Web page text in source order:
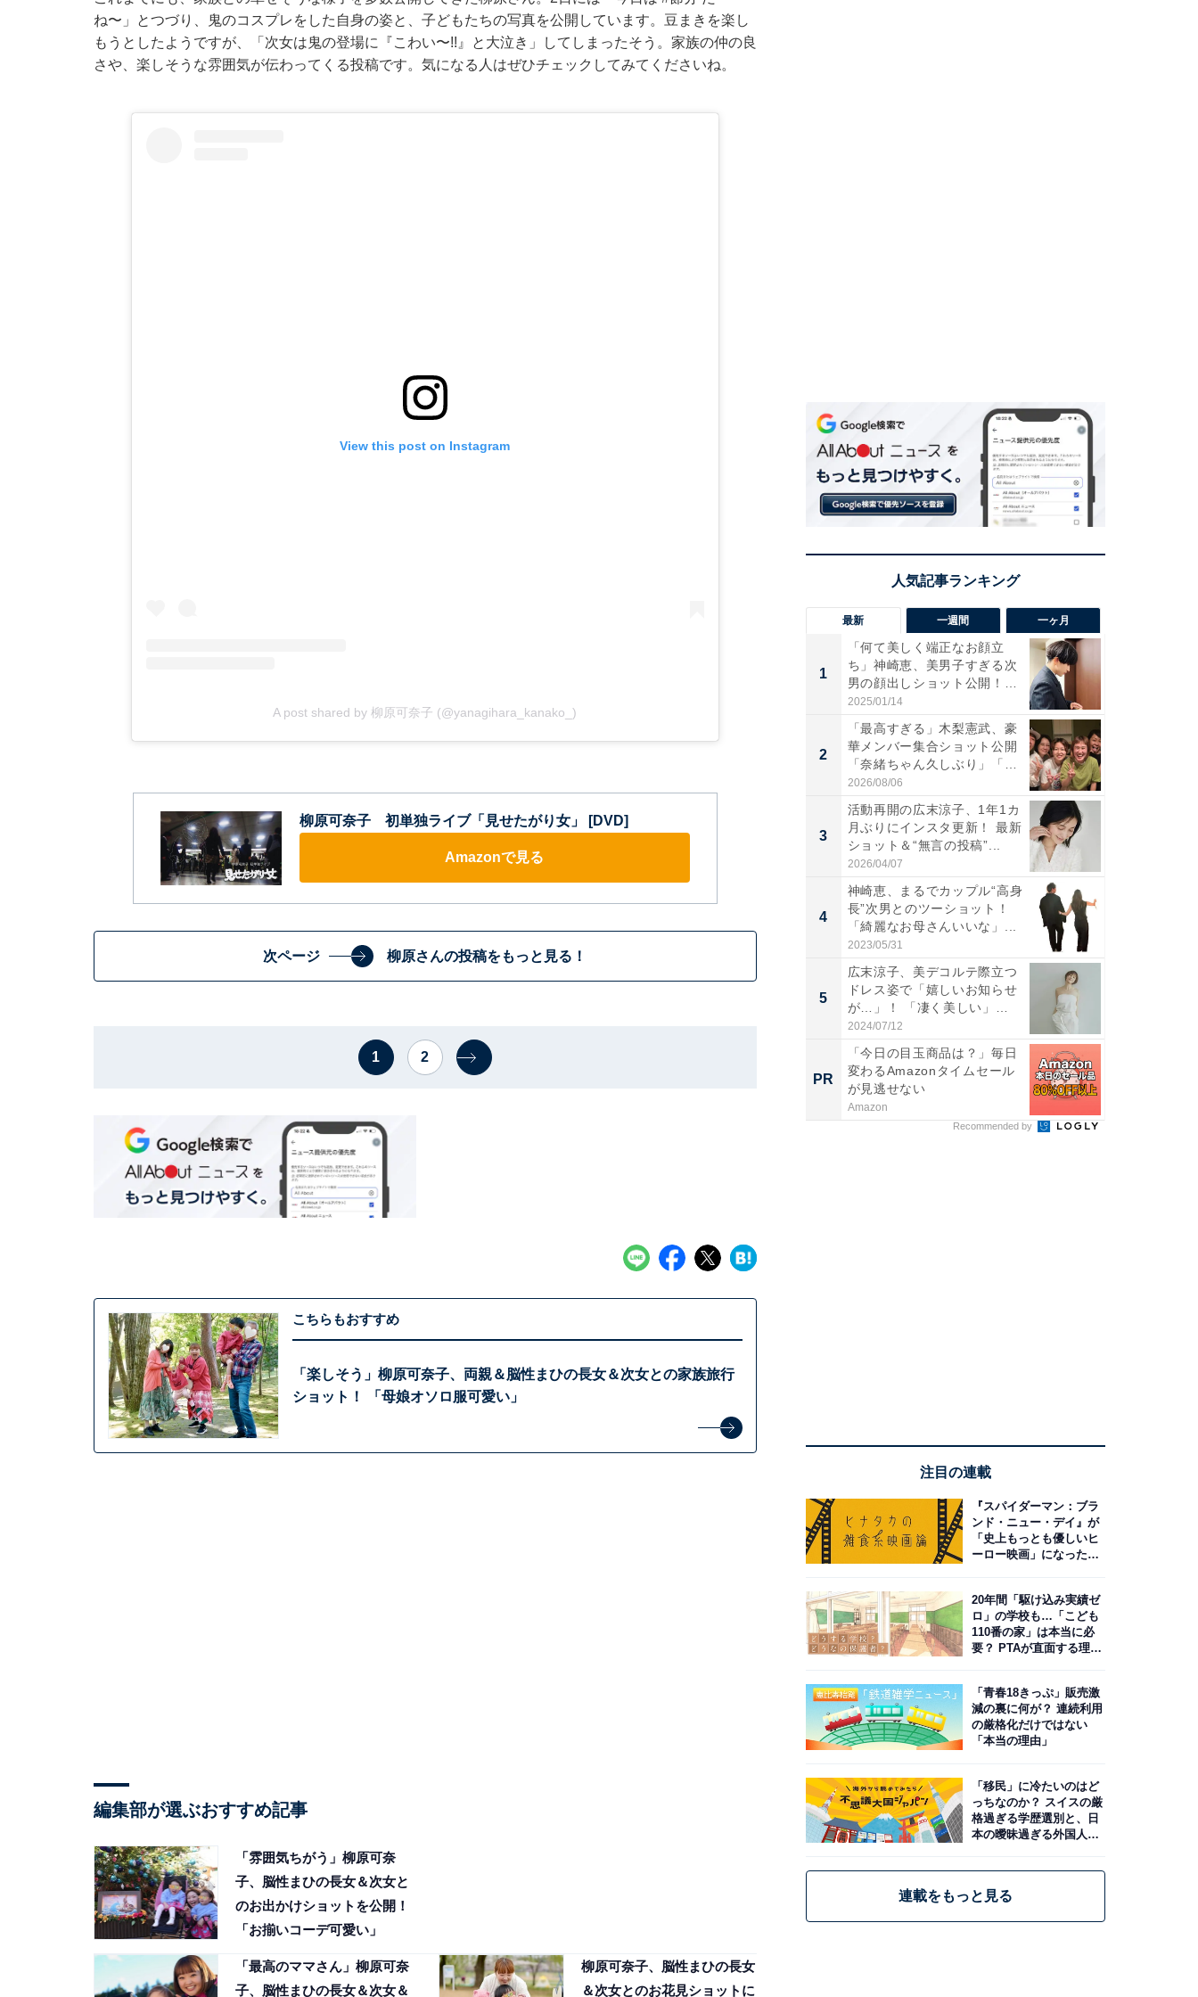
ね〜」とつづり、鬼のコスプレをした自身の姿と、子どもたちの写真を公開しています。豆まきを楽し
もうとしたようですが、「次女は鬼の登場に『こわい〜!!』と大泣き」してしまったそう。家族の仲の良
さや、楽しそうな雰囲気が伝わってくる投稿です。気になる人はぜひチェックしてみてくださいね。
View this post on Instagram
A post shared by 柳原可奈子 (@yanagihara_kanako_)
柳原可奈子 初単独ライブ「見せたがり女」 [DVD]
Amazonで見る
次ページ 柳原さんの投稿をもっと見る！
1 2
こちらもおすすめ
「楽しそう」柳原可奈子、両親＆脳性まひの長女＆次女との家族旅行
ショット！ 「母娘オソロ服可愛い」
編集部が選ぶおすすめ記事
「雰囲気ちがう」柳原可奈
子、脳性まひの長女＆次女と
のお出かけショットを公開！
「お揃いコーデ可愛い」
「最高のママさん」柳原可奈
子、脳性まひの長女＆次女＆
柳原可奈子、脳性まひの長女
＆次女とのお花見ショットに
最新 一週間 一ヶ月
1
「何て美しく端正なお顔立
ち」神崎恵、美男子すぎる次
男の顔出しショット公開！
「め...
2025/01/14
2
「最高すぎる」木梨憲武、豪
華メンバー集合ショット公開
「奈緒ちゃん久しぶり」「み
ん...
2026/08/06
3
活動再開の広末涼子、1年1カ
月ぶりにインスタ更新！ 最新
ショット＆“無言の投稿”...
2026/04/07
4
神崎恵、まるでカップル“高身
長”次男とのツーショット！
「綺麗なお母さんいいな」...
2023/05/31
5
広末涼子、美デコルテ際立つ
ドレス姿で「嬉しいお知らせ
が…」！ 「凄く美しい」
「透...
2024/07/12
PR
「今日の目玉商品は？」毎日
変わるAmazonタイムセール
が見逃せない
Amazon
Recommended by
注目の連載
『スパイダーマン：ブラ
ンド・ニュー・デイ』が
「史上もっとも優しいヒ
ーロー映画」になった理
20年間「駆け込み実績ゼ
ロ」の学校も…「こども
110番の家」は本当に必
要？ PTAが直面する理想
「青春18きっぷ」販売激
減の裏に何が？ 連続利用
の厳格化だけではない
「本当の理由」
「移民」に冷たいのはど
っちなのか？ スイスの厳
格過ぎる学歴選別と、日
本の曖昧過ぎる外国人政
連載をもっと見る